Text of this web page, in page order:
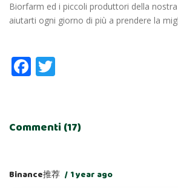
Biorfarm ed i piccoli produttori della
aiutarti ogni giorno di più a prendere la
Facebook
Commenti (17)
Binance推荐 1 year ago